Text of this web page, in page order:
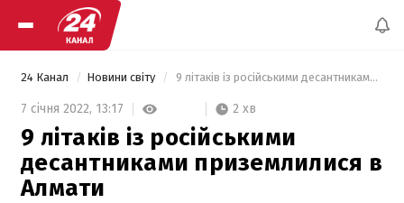
24 Канал Новини світу 9 літаків із російськими десантниками приземлилися в Алмати
7 січня 2022, 13:17 2 хв
9 літаків із російськими
десантниками приземлилися в
Алмати